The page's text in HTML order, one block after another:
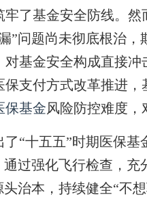
了基金安全防线。
”问题尚未彻底根治
基金安全构成直接
支付方式改革推进
保基金风险防控难度
十五五”时期医保基
过强化飞行检查，
治本，持续健全“不